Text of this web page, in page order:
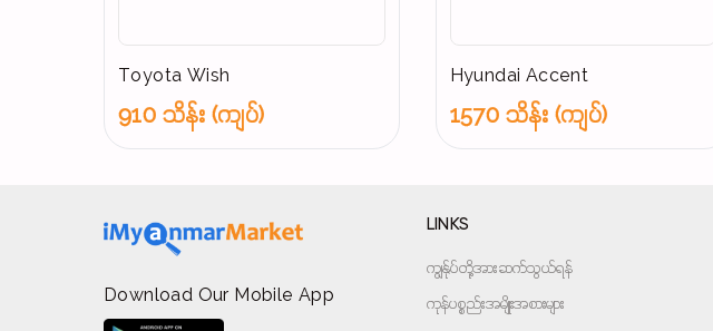
Toyota Wish
910 သိန်း (ကျပ်)
Hyundai Accent
1570 သိန်း (ကျပ်)
Download Our Mobile App
LINKS
ကျွန်ုပ်တို့အားဆက်သွယ်ရန်
ကုန်ပစ္စည်းအမျိုးအစားများ